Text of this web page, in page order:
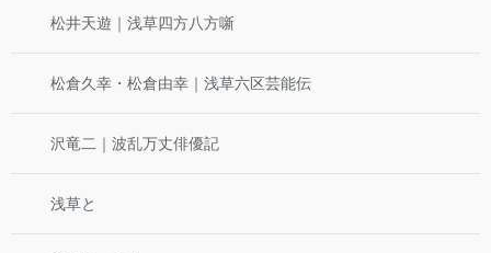
松井天遊｜浅草四方八方噺
松倉久幸・松倉由幸｜浅草六区芸能伝
沢竜二｜波乱万丈俳優記
浅草と